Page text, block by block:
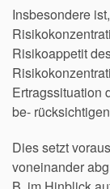
Insbesondere
Risikoappetit
Ertragssituation
be-
Dies setzt
voneinander